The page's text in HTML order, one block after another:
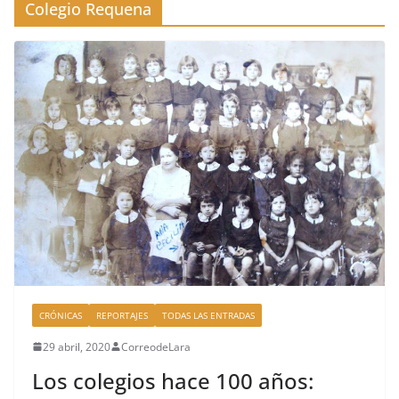
Colegio Requena
CRÓNICAS REPORTAJES TODAS LAS ENTRADAS
29 abril, 2020 CorreodeLara
Los colegios hace 100 años: